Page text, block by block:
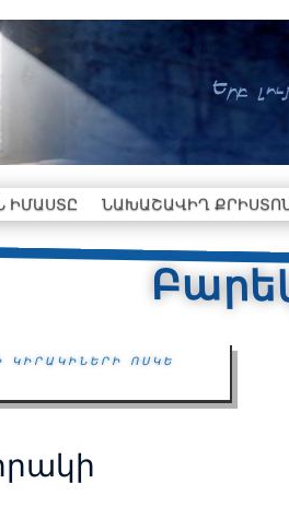
ԻՄԱՍՏԸ ՆԱԽԱՇԱՎԻՂ
ոսկե